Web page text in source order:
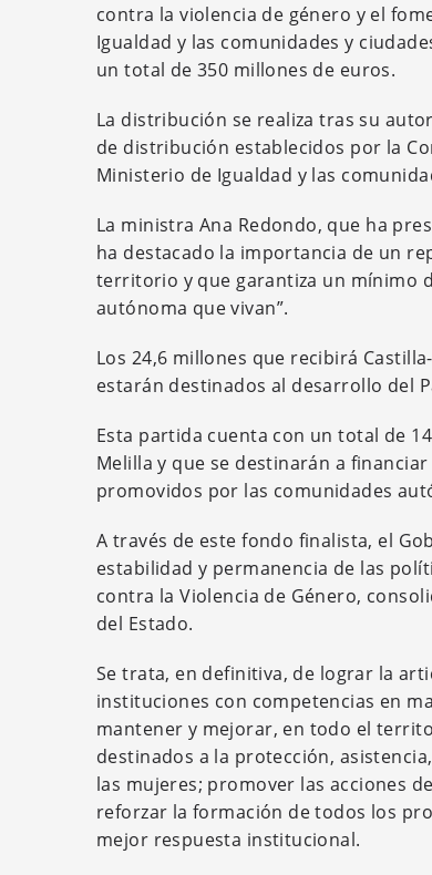
contra la violencia de género y el
Igualdad y las comunidades y
un total de 350 millones de euros.
La distribución se realiza tras su
de distribución establecidos por la
Ministerio de Igualdad y las
La ministra Ana Redondo, que ha
ha destacado la importancia de un
territorio y que garantiza un mínimo
autónoma que vivan”.
Los 24,6 millones que recibirá
estarán destinados al desarrollo del
Esta partida cuenta con un total de
Melilla y que se destinarán a
promovidos por las comunidades
A través de este fondo finalista, el
estabilidad y permanencia de las
contra la Violencia de Género,
del Estado.
Se trata, en definitiva, de lograr la
instituciones con competencias en
mantener y mejorar, en todo el
destinados a la protección,
las mujeres; promover las acciones
reforzar la formación de todos los
mejor respuesta institucional.